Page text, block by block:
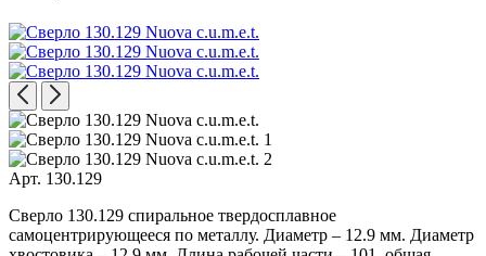
Арт. 130.129
Сверло 130.129 спиральное твердосплавное
самоцентрирующееся по металлу. Диаметр – 12.9 мм. Диаметр